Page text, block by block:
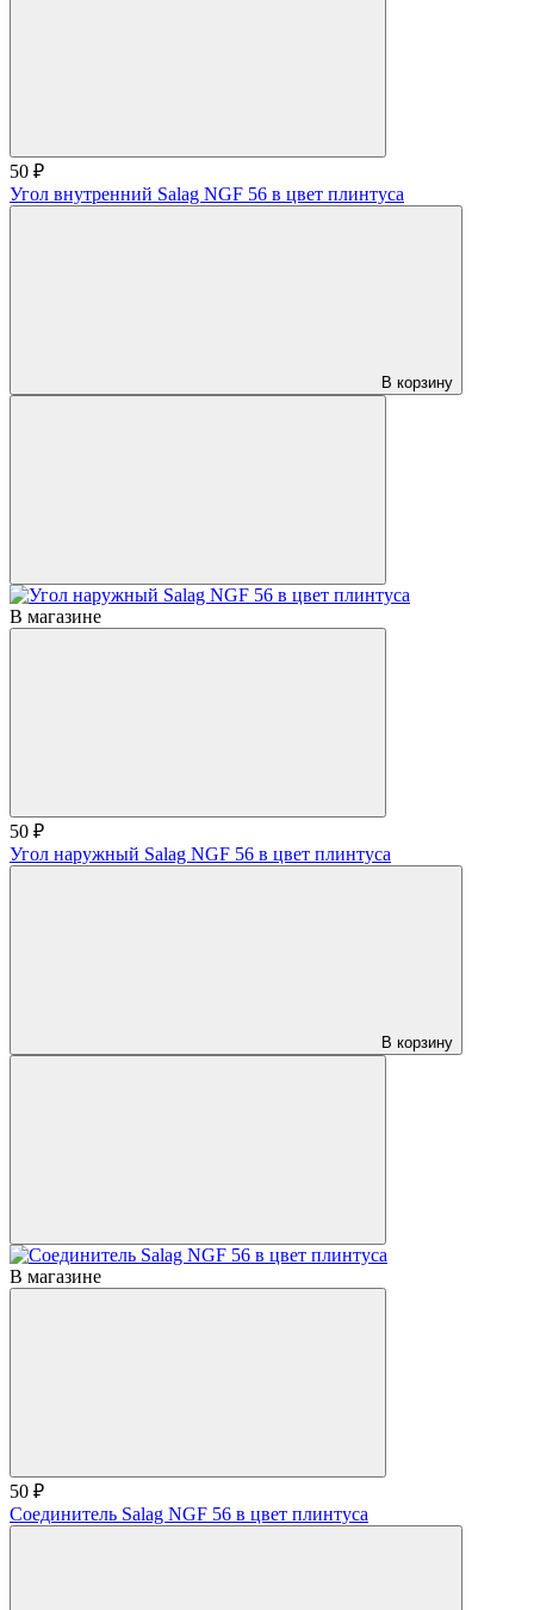
50 ₽
Угол внутренний Salag NGF 56 в цвет плинтуса
В корзину
В магазине
50 ₽
Угол наружный Salag NGF 56 в цвет плинтуса
В корзину
В магазине
50 ₽
Соединитель Salag NGF 56 в цвет плинтуса